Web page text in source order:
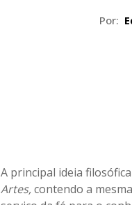
Por:
A principal ideia
Artes,contendo a